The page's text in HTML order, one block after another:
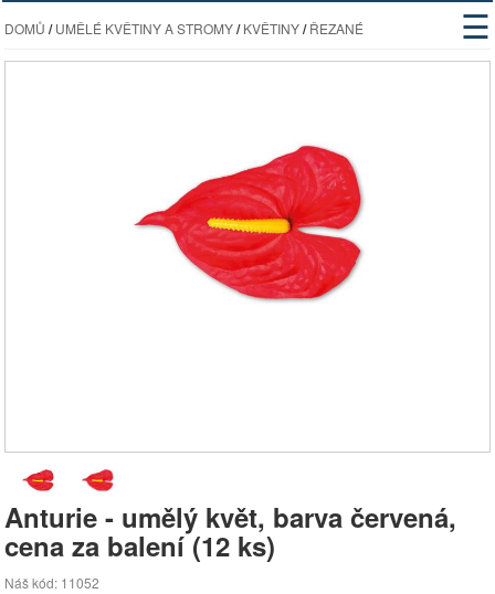
DOMŮ / UMĚLÉ KVĚTINY A STROMY/ KVĚTINY/ ŘEZANÉ ☰
Anturie - umělý květ, barva červená,
cena za balení (12 ks)
Náš kód: 11052